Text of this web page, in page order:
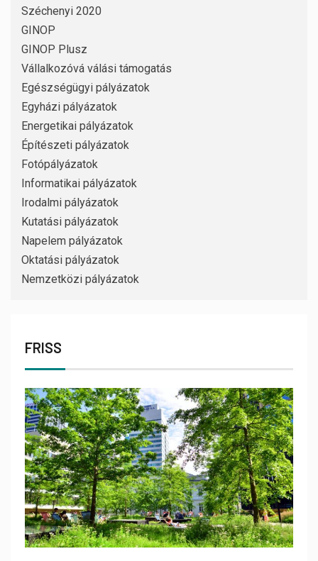
Széchenyi 2020
GINOP
GINOP Plusz
Vállalkozóvá válási támogatás
Egészségügyi pályázatok
Egyházi pályázatok
Energetikai pályázatok
Építészeti pályázatok
Fotópályázatok
Informatikai pályázatok
Irodalmi pályázatok
Kutatási pályázatok
Napelem pályázatok
Oktatási pályázatok
Nemzetközi pályázatok
FRISS